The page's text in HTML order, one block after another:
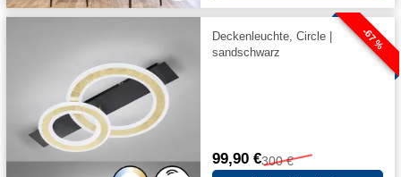
-67 %
Deckenleuchte, Circle |
sandschwarz
99,90 €300 €